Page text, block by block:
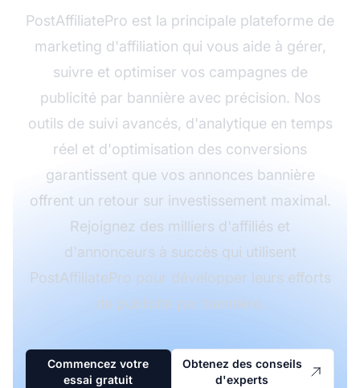
PostAffiliatePro est la principale plateforme de
marketing d'affiliation qui vous aide à gérer,
suivre et optimiser vos campagnes de
publicité par bannière avec précision. Nos
outils de suivi avancés, d'analytique en temps
réel et d'optimisation des conversions
garantissent que vos annonces bannière
offrent un retour sur investissement maximal.
Rejoignez des milliers d'affiliés et
d'annonceurs à succès qui utilisent
PostAffiliatePro pour développer leurs efforts
de publicité par bannière.
Commencez votre
essai gratuit
Obtenez des conseils
d'experts